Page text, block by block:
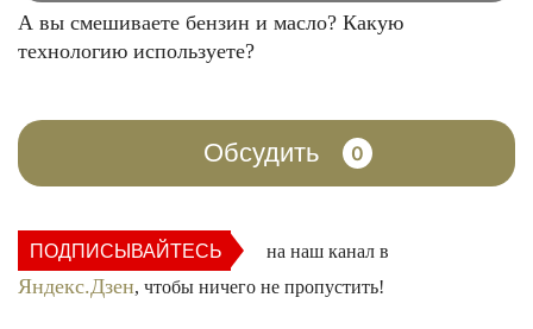
А вы смешиваете бензин и масло? Какую
технологию используете?
Обсудить 0
ПОДПИСЫВАЙТЕСЬ на наш канал в
Яндекс.Дзен, чтобы ничего не пропустить!